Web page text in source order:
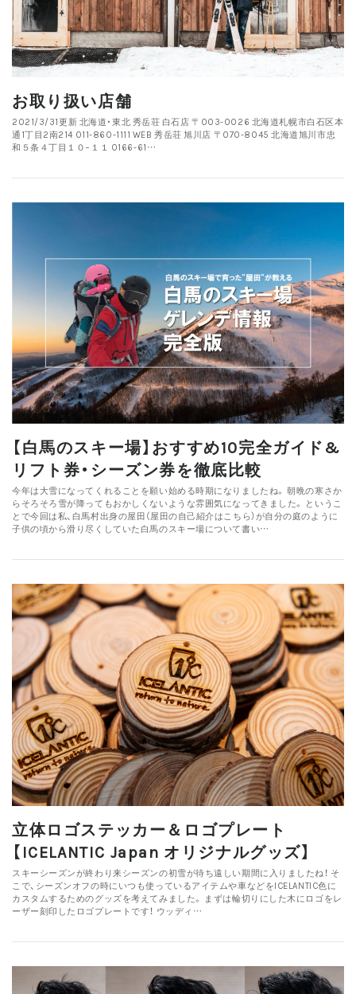
お取り扱い店舗
2021/3/31更新 北海道・東北 秀岳荘 白石店 〒003-0026 北海道札幌市白石区本
通1丁目2南214 011-860-1111 WEB 秀岳荘 旭川店 〒070-8045 北海道旭川市忠
和５条４丁目１０−１１ 0166-61…
【白馬のスキー場】おすすめ10完全ガイド&
リフト券・シーズン券を徹底比較
今年は大雪になってくれることを願い始める時期になりましたね。 朝晩の寒さか
らそろそろ雪が降ってもおかしくないような雰囲気になってきました。 というこ
とで今回は私、白馬村出身の屋田（屋田の自己紹介はこちら）が自分の庭のように
子供の頃から滑り尽くしていた白馬のスキー場について書い…
立体ロゴステッカー＆ロゴプレート
【ICELANTIC Japan オリジナルグッズ】
スキーシーズンが終わり来シーズンの初雪が待ち遠しい期間に入りましたね！ そ
こで、シーズンオフの時にいつも使っているアイテムや車などをICELANTIC色に
カスタムするためのグッズを考えてみました。 まずは輪切りにした木にロゴをレ
ーザー刻印したロゴプレートです！ ウッディ…